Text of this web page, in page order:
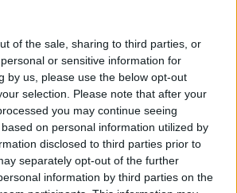
of the sale, sharing to third parties, or
or sensitive information for
by us, please use the below opt-out
selection. Please note that after your
you may continue seeing
on personal information utilized by
disclosed to third parties prior to
separately opt-out of the further
information by third parties on the
εγκατάστασης.
πάντως, υπογράμμιζαν ότι δεν
για φωτογραφικούς όρους
ότι ο διαγωνισμός ματαιώθηκε
σε επόμενη φάση αλλά με
διακήρυξης.
τοποθέτηση καμερών σε